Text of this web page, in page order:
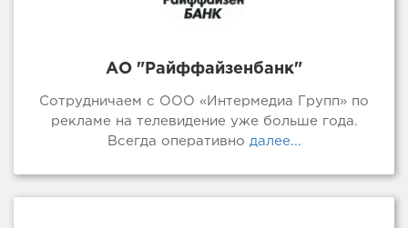
АО "Райффайзенбанк"
Сотрудничаем с ООО «Интермедиа Групп» по
рекламе на телевидение уже больше года.
Всегда оперативно далее...